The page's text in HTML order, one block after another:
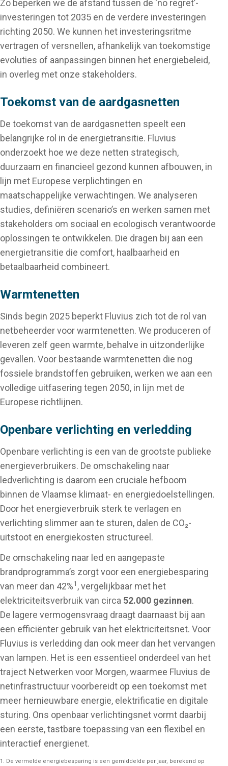
Zo beperken we de afstand tussen de ‘no regret’-
investeringen tot 2035 en de verdere investeringen
richting 2050. We kunnen het investeringsritme
vertragen of versnellen, afhankelijk van toekomstige
evoluties of aanpassingen binnen het energiebeleid,
in overleg met onze stakeholders.
Toekomst van de aardgasnetten
De toekomst van de aardgasnetten speelt een
belangrijke rol in de energietransitie. Fluvius
onderzoekt hoe we deze netten strategisch,
duurzaam en financieel gezond kunnen afbouwen, in
lijn met Europese verplichtingen en
maatschappelijke verwachtingen. We analyseren
studies, definiëren scenario’s en werken samen met
stakeholders om sociaal en ecologisch verantwoorde
oplossingen te ontwikkelen. Die dragen bij aan een
energietransitie die comfort, haalbaarheid en
betaalbaarheid combineert.
Warmtenetten
Sinds begin 2025 beperkt Fluvius zich tot de rol van
netbeheerder voor warmtenetten. We produceren of
leveren zelf geen warmte, behalve in uitzonderlijke
gevallen. Voor bestaande warmtenetten die nog
fossiele brandstoffen gebruiken, werken we aan een
volledige uitfasering tegen 2050, in lijn met de
Europese richtlijnen.
Openbare verlichting en verledding
Openbare verlichting is een van de grootste publieke
energieverbruikers. De omschakeling naar
ledverlichting is daarom een cruciale hefboom
binnen de Vlaamse klimaat- en energiedoelstellingen.
Door het energieverbruik sterk te verlagen en
verlichting slimmer aan te sturen, dalen de CO₂-
uitstoot en energiekosten structureel.
De omschakeling naar led en aangepaste
brandprogramma’s zorgt voor een energiebesparing
van meer dan 42%1 , vergelijkbaar met het
elektriciteitsverbruik van circa 52.000 gezinnen.
De lagere vermogensvraag draagt daarnaast bij aan
een efficiënter gebruik van het elektriciteitsnet. Voor
Fluvius is verledding dan ook meer dan het vervangen
van lampen. Het is een essentieel onderdeel van het
traject Netwerken voor Morgen, waarmee Fluvius de
netinfrastructuur voorbereidt op een toekomst met
meer hernieuwbare energie, elektrificatie en digitale
sturing. Ons openbaar verlichtingsnet vormt daarbij
een eerste, tastbare toepassing van een flexibel en
interactief energienet.
1. De vermelde energiebesparing is een gemiddelde per jaar, berekend op